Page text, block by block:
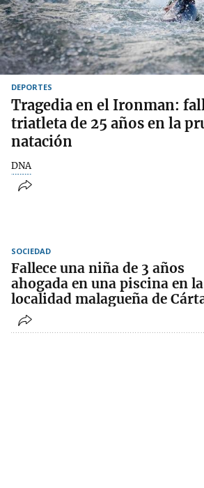
DEPORTES
Tragedia en el Ironman:
triatleta de 25 años en la
natación
DNA
SOCIEDAD
Fallece una niña de 3 años
ahogada en una piscina en la
localidad malagueña de